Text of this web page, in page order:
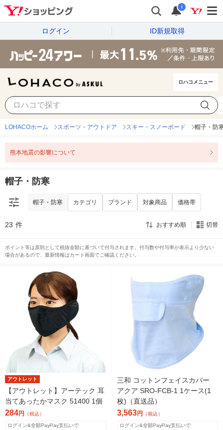
i
ログイン ID新規取得
ロハコメニュー
帽子・防寒
LOHACOホーム スポーツ・アウトドア スキー・スノーボード 帽子・防
熊本地震の影響について
帽子・防寒
帽子・防寒 カテゴリ ブランド 対象商品 価格帯
23 件 おすすめ順 切替
ポイント等は原則として税抜金額に基づいて付与されます。付与数や付与率が表示より少ない
場合があるので、最新情報はカート画面でご確認ください。
アウトレット
【アウトレット】アーテック 耳
当てあったかマスク 51400 1個
284円 （税込）
ログイン&全額PayPay支払いで
三和 コットンフェイスカバー
アクア SRO-FCB-1 1ケース(1
枚)（直送品）
3,563円 （税込）
ログイン&全額PayPay支払いで